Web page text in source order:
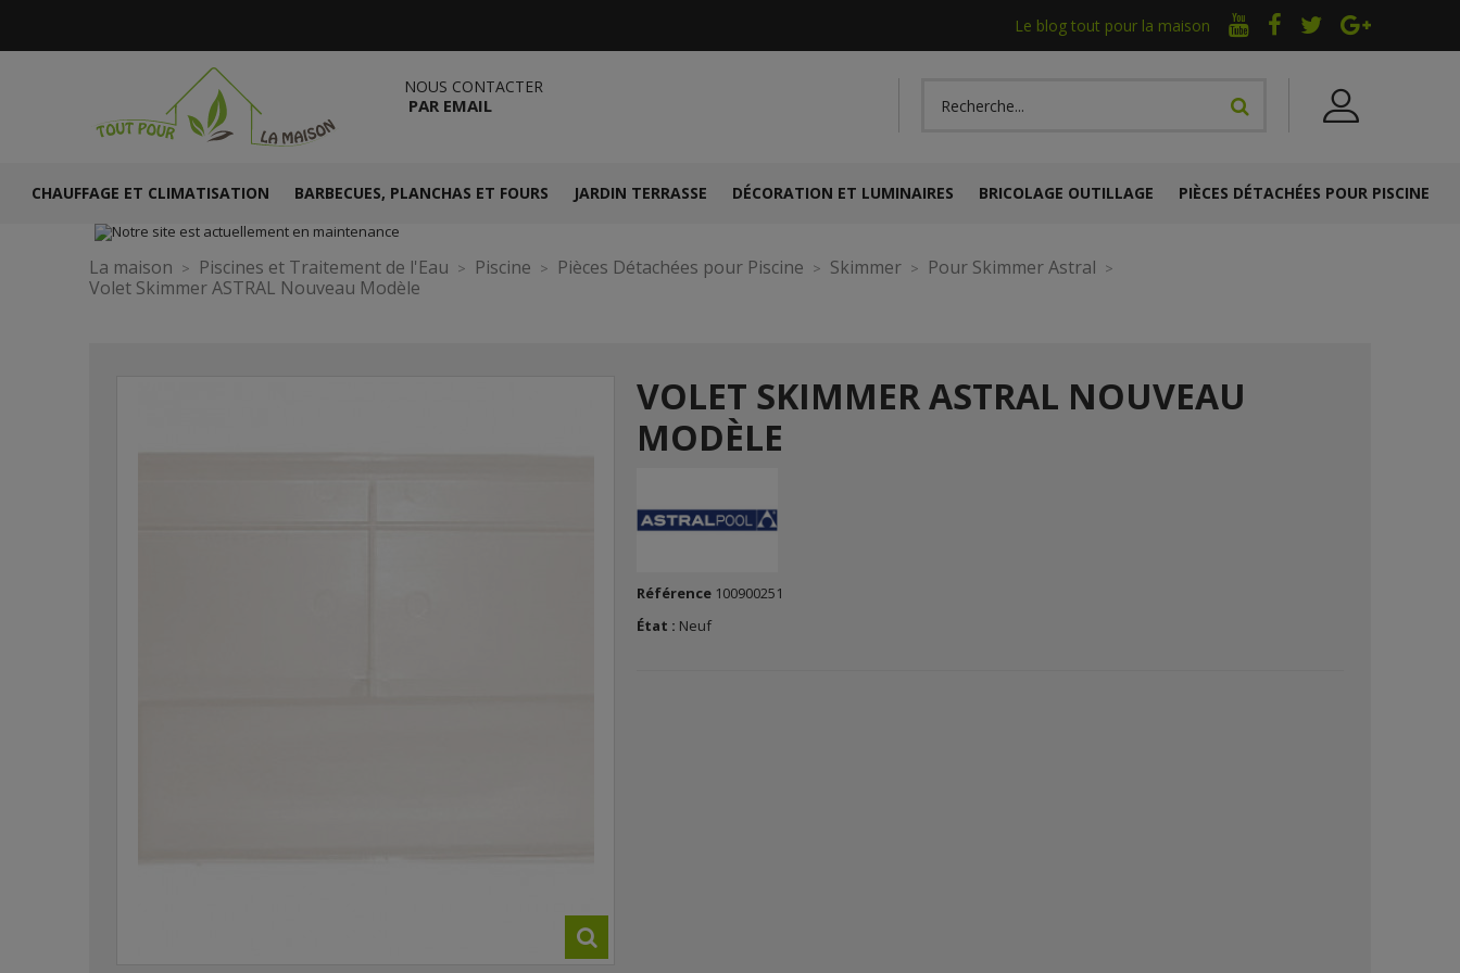
Le blog tout pour la maison
NOUS CONTACTER
PAR EMAIL
CHAUFFAGE ET CLIMATISATION BARBECUES, PLANCHAS ET FOURS JARDIN TERRASSE DÉCORATION ET LUMINAIRES BRICOLAGE OUTILLAGE PIÈCES DÉTACHÉES POUR PISCINE
La maison Piscines et Traitement de l'Eau Piscine Pièces Détachées pour Piscine Skimmer
Pour Skimmer Astral
Volet Skimmer ASTRAL Nouveau Modèle
VOLET SKIMMER ASTRAL NOUVEAU
MODÈLE
Référence 100900251
État : Neuf